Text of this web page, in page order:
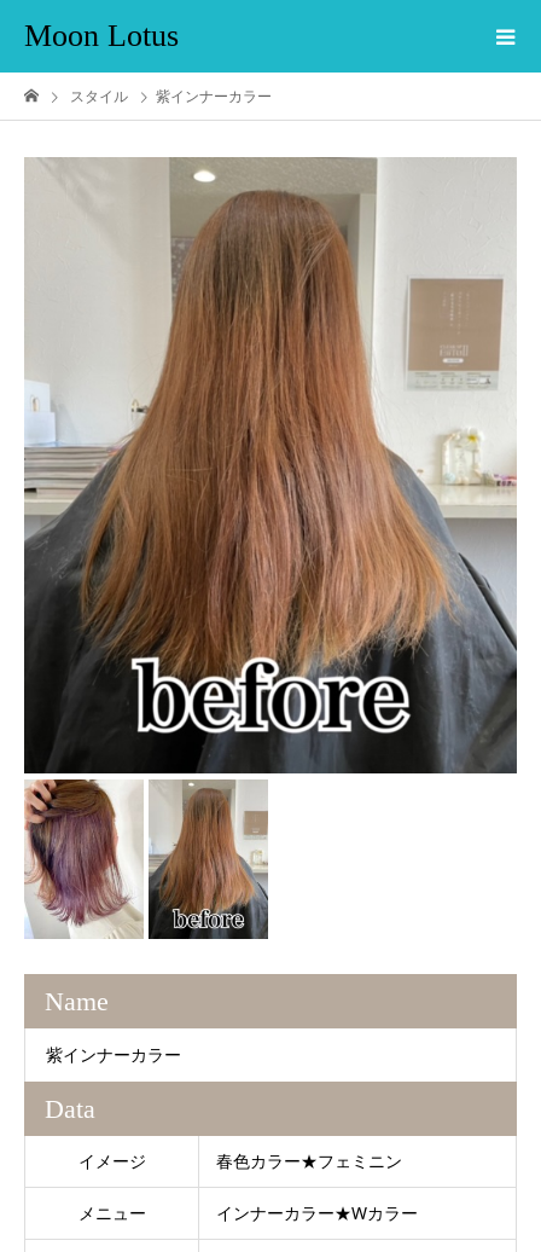
Moon Lotus
スタイル 紫インナーカラー
Name
紫インナーカラー
Data
イメージ 春色カラー★フェミニン
メニュー インナーカラー★Wカラー